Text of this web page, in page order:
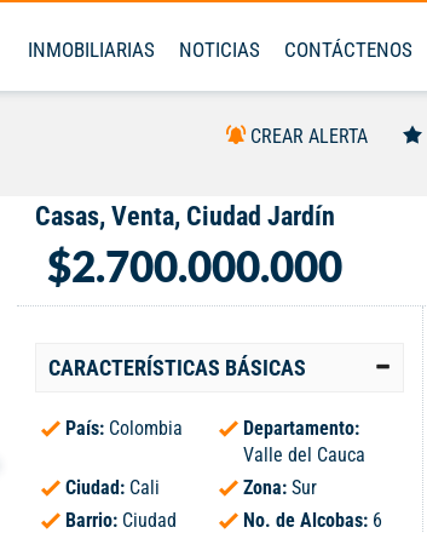
INMOBILIARIAS NOTICIAS CONTÁCTENOS
CREAR ALERTA
Casas, Venta, Ciudad Jardín
$2.700.000.000
CARACTERÍSTICAS BÁSICAS
País: Colombia
Departamento:
Valle del Cauca
Ciudad: Cali Zona: Sur
Barrio: Ciudad
No. de Alcobas: 6